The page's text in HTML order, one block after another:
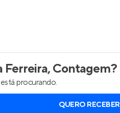
Ferreira, Contagem?
procurando.
QUERO RECEBER